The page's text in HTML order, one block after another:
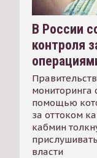
В России
контроля
мониторинга
помощью
за оттоком
кабмин
власти